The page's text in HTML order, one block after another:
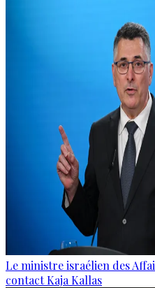
Le ministre israélien des
contact Kaja Kallas